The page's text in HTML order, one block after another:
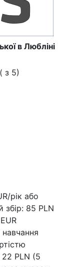
в Любліні
( з 5)
рік або
збір: 85 PLN
PLN (5